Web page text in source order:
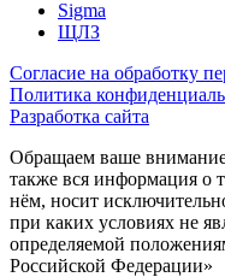
Sigma
ЩЛЗ
Согласие на обработку
Политика
Разработка сайта
Обращаем ваше внимание
также вся информация о
нём, носит
при каких условиях не
определяемой
Российской Федерации»